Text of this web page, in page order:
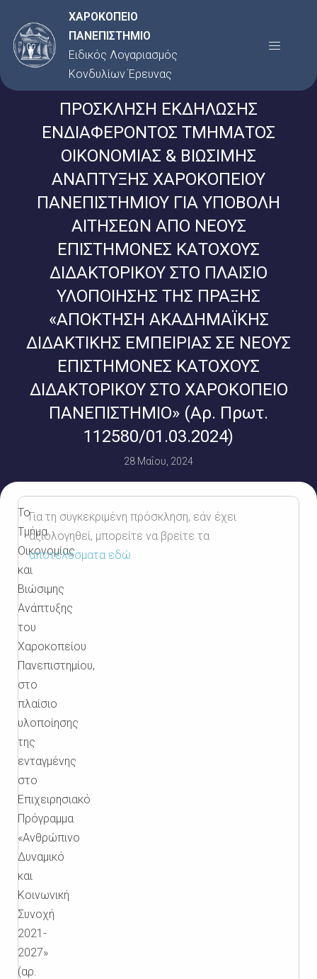
στο
περιεχόμενο
ΧΑΡΟΚΟΠΕΙΟ
ΠΑΝΕΠΙΣΤΗΜΙΟ
Ειδικός Λογαριασμός
Κονδυλίων Έρευνας
Menu
ΠΡΟΣΚΛΗΣΗ ΕΚΔΗΛΩΣΗΣ
ΕΝΔΙΑΦΕΡΟΝΤΟΣ ΤΜΗΜΑΤΟΣ
ΟΙΚΟΝΟΜΙΑΣ & ΒΙΩΣΙΜΗΣ
ΑΝΑΠΤΥΞΗΣ ΧΑΡΟΚΟΠΕΙΟΥ
ΠΑΝΕΠΙΣΤΗΜΙΟΥ ΓΙΑ ΥΠΟΒΟΛΗ
ΑΙΤΗΣΕΩΝ ΑΠΟ ΝΕΟΥΣ
ΕΠΙΣΤΗΜΟΝΕΣ ΚΑΤΟΧΟΥΣ
ΔΙΔΑΚΤΟΡΙΚΟΥ ΣΤΟ ΠΛΑΙΣΙΟ
ΥΛΟΠΟΙΗΣΗΣ ΤΗΣ ΠΡΑΞΗΣ
«ΑΠΟΚΤΗΣΗ ΑΚΑΔΗΜΑΪΚΗΣ
ΔΙΔΑΚΤΙΚΗΣ ΕΜΠΕΙΡΙΑΣ ΣΕ ΝΕΟΥΣ
ΕΠΙΣΤΗΜΟΝΕΣ ΚΑΤΟΧΟΥΣ
ΔΙΔΑΚΤΟΡΙΚΟΥ ΣΤΟ ΧΑΡΟΚΟΠΕΙΟ
ΠΑΝΕΠΙΣΤΗΜΙΟ» (Αρ. Πρωτ.
112580/01.03.2024)
28 Μαΐου, 2024
Το
Τμήμα
Οικονομίας
και
Βιώσιμης
Ανάπτυξης
του
Χαροκοπείου
Πανεπιστημίου,
στο
πλαίσιο
υλοποίησης
της
ενταγμένης
στο
Επιχειρησιακό
Πρόγραμμα
«Ανθρώπινο
Δυναμικό
και
Κοινωνική
Συνοχή
2021-
2027»
(αρ.
Για τη συγκεκριμένη πρόσκληση, εάν έχει
αξιολογηθεί, μπορείτε να βρείτε τα
αποτελέσματα εδώ